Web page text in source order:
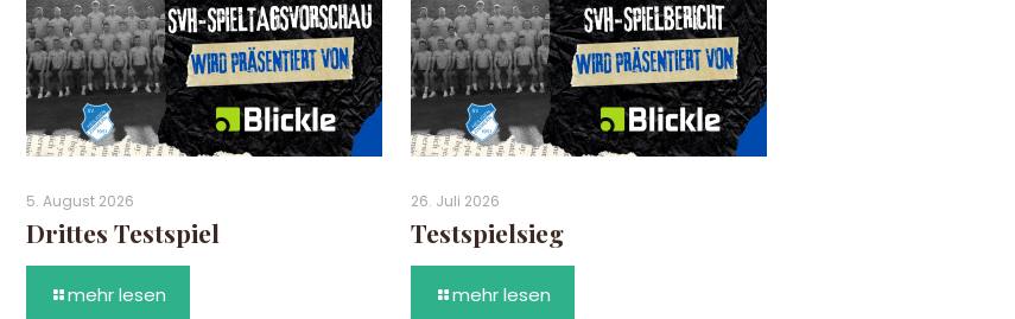
5. August 2026
Drittes Testspiel
mehr lesen
26. Juli 2026
Testspielsieg
mehr lesen